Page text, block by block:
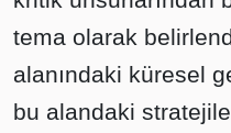
tema olarak
alanındaki küresel
bu alandaki